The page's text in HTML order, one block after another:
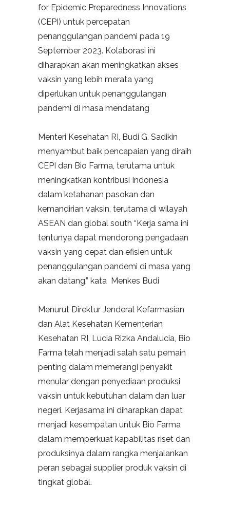
for Epidemic Preparedness Innovations
(CEPI) untuk percepatan
penanggulangan pandemi pada 19
September 2023. Kolaborasi ini
diharapkan akan meningkatkan akses
vaksin yang lebih merata yang
diperlukan untuk penanggulangan
pandemi di masa mendatang
Menteri Kesehatan RI, Budi G. Sadikin
menyambut baik pencapaian yang diraih
CEPI dan Bio Farma, terutama untuk
meningkatkan kontribusi Indonesia
dalam ketahanan pasokan dan
kemandirian vaksin, terutama di wilayah
ASEAN dan global south “Kerja sama ini
tentunya dapat mendorong pengadaan
vaksin yang cepat dan efisien untuk
penanggulangan pandemi di masa yang
akan datang,” kata Menkes Budi
Menurut Direktur Jenderal Kefarmasian
dan Alat Kesehatan Kementerian
Kesehatan RI, Lucia Rizka Andalucia, Bio
Farma telah menjadi salah satu pemain
penting dalam memerangi penyakit
menular dengan penyediaan produksi
vaksin untuk kebutuhan dalam dan luar
negeri. Kerjasama ini diharapkan dapat
menjadi kesempatan untuk Bio Farma
dalam memperkuat kapabilitas riset dan
produksinya dalam rangka menjalankan
peran sebagai supplier produk vaksin di
tingkat global.